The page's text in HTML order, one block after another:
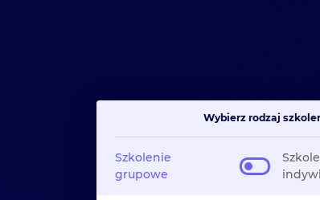
Wybierz rodzaj
Szkolenie
grupowe